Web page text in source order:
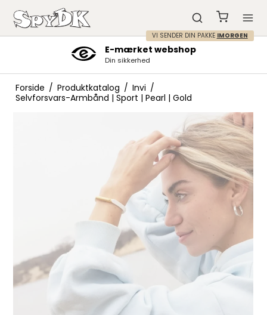
VI SENDER DIN PAKKE IMORGEN
E-mærket webshop
Din sikkerhed
Forside / Produktkatalog / Invi /
Selvforsvars-Armbånd | Sport | Pearl | Gold